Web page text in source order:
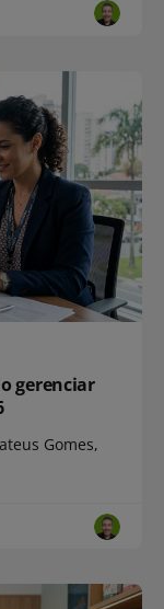
gerenciar
Gomes,